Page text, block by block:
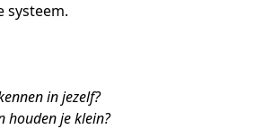
systeem.
in jezelf?
houden je klein?